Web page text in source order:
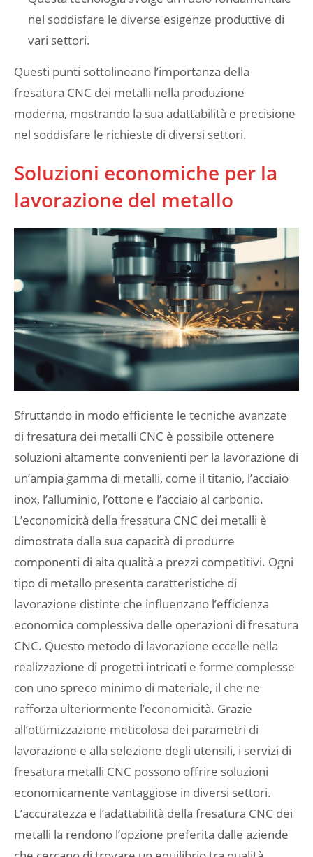
nel soddisfare le diverse esigenze produttive di
vari settori.
Questi punti sottolineano l’importanza della
fresatura CNC dei metalli nella produzione
moderna, mostrando la sua adattabilità e precisione
nel soddisfare le richieste di diversi settori.
Soluzioni economiche per la
lavorazione del metallo
Sfruttando in modo efficiente le tecniche avanzate
di fresatura dei metalli CNC è possibile ottenere
soluzioni altamente convenienti per la lavorazione di
un’ampia gamma di metalli, come il titanio, l’acciaio
inox, l’alluminio, l’ottone e l’acciaio al carbonio.
L’economicità della fresatura CNC dei metalli è
dimostrata dalla sua capacità di produrre
componenti di alta qualità a prezzi competitivi. Ogni
tipo di metallo presenta caratteristiche di
lavorazione distinte che influenzano l’efficienza
economica complessiva delle operazioni di fresatura
CNC. Questo metodo di lavorazione eccelle nella
realizzazione di progetti intricati e forme complesse
con uno spreco minimo di materiale, il che ne
rafforza ulteriormente l’economicità. Grazie
all’ottimizzazione meticolosa dei parametri di
lavorazione e alla selezione degli utensili, i servizi di
fresatura metalli CNC possono offrire soluzioni
economicamente vantaggiose in diversi settori.
L’accuratezza e l’adattabilità della fresatura CNC dei
metalli la rendono l’opzione preferita dalle aziende